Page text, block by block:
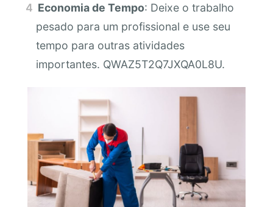
Economia de Tempo: Deixe o trabalho
pesado para um profissional e use seu
tempo para outras atividades
importantes. QWAZ5T2Q7JXQA0L8U.